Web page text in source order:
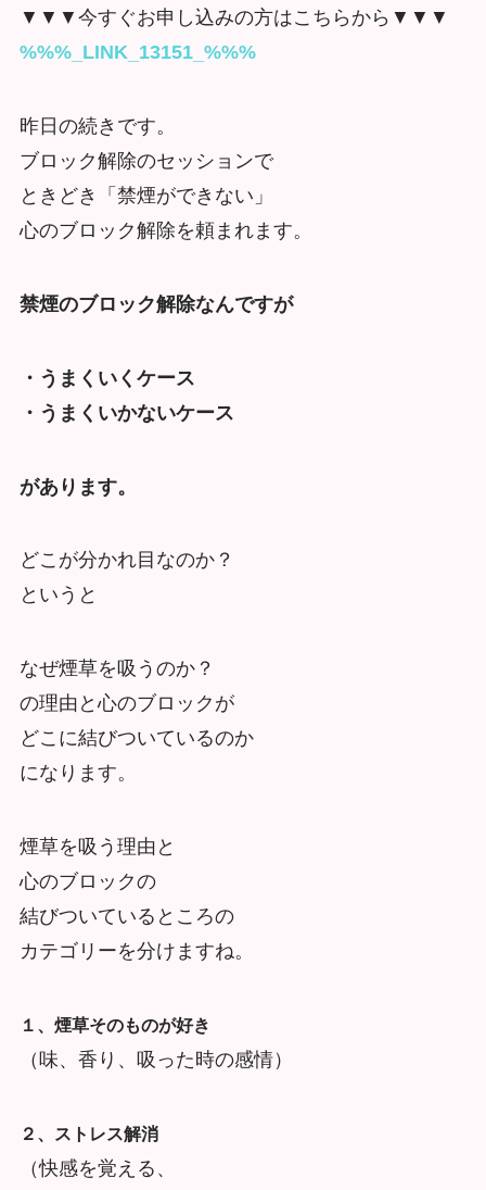
▼▼▼今すぐお申し込みの方はこちらから▼▼▼
%%%_LINK_13151_%%%
昨日の続きです。
ブロック解除のセッションで
ときどき「禁煙ができない」
心のブロック解除を頼まれます。
禁煙のブロック解除なんですが
・うまくいくケース
・うまくいかないケース
があります。
どこが分かれ目なのか？
というと
なぜ煙草を吸うのか？
の理由と心のブロックが
どこに結びついているのか
になります。
煙草を吸う理由と
心のブロックの
結びついているところの
カテゴリーを分けますね。
１、煙草そのものが好き
（味、香り、吸った時の感情）
２、ストレス解消
（快感を覚える、